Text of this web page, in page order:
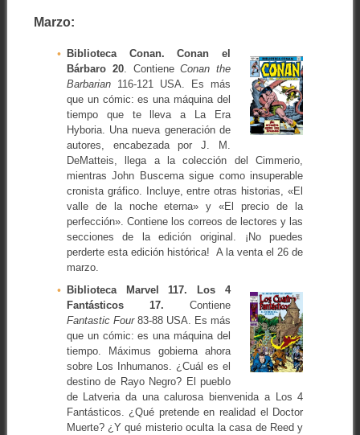
Marzo:
Biblioteca Conan. Conan el
Bárbaro 20. ContieneConan the
Barbarian116-121 USA. Es más
que un cómic: es una máquina del
tiempo que te lleva a La Era
Hyboria. Una nueva generación de
autores, encabezada por J. M.
DeMatteis, llega a la colección del Cimmerio,
mientras John Buscema sigue como insuperable
cronista gráfico. Incluye, entre otras historias, «El
valle de la noche eterna» y «El precio de la
perfección». Contiene los correos de lectores y las
secciones de la edición original. ¡No puedes
perderte esta edición histórica! A la venta el 26 de
marzo.
Biblioteca Marvel 117. Los 4
Fantásticos 17.Contiene
Fantastic Four83-88 USA. Es más
que un cómic: es una máquina del
tiempo. Máximus gobierna ahora
sobre Los Inhumanos. ¿Cuál es el
destino de Rayo Negro? El pueblo
de Latveria da una calurosa bienvenida a Los 4
Fantásticos. ¿Qué pretende en realidad el Doctor
Muerte? ¿Y qué misterio oculta la casa de Reed y